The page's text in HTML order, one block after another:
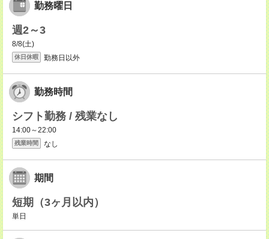
勤務曜日
週2～3
8/8(土)
休日休暇 勤務日以外
勤務時間
シフト勤務 / 残業なし
14:00～22:00
残業時間 なし
期間
短期（3ヶ月以内）
単日